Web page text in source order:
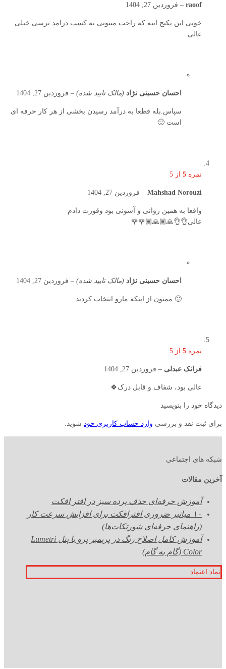
raoof
– فروردین 27, 1404
خوبی این پکیج اینه که راحت میتونی به کسب درامد برسی.خیلی
عالی
احسان حسینی نژاد (مالک تایید شده) – فروردین 27, 1404
سپاس.بله قطعا به درآمد رسیدن بخشی از هر کار حرفه ای
است 🙂
نمره 5 از 5
Mahshad Norouzi
– فروردین 27, 1404
واقعا به همین روانی و آسونی بود وقورت دادم
عالی👌👌🙏🏽🙏🏽🌹🌹
احسان حسینی نژاد (مالک تایید شده) – فروردین 27, 1404
🙂 ممنون از اینکه مارو انتخاب کردید
نمره 5 از 5
فرانک عبدلی – فروردین 27, 1404
عالی بود، شفاف و قابل درک🍀
دیدگاه خود را بنویسید
برای ثبت نقد و بررسی وارد حساب کاربری خود شوید.
شبکه های اجتماعی
آخرین مقالات
آموزش حرفه‌ای حذف پرده سبز در افتر افکت
۱۰ میانبر ضروری افترافکت برای افزایش سرعت کار
(راهنمای حرفه‌ای شورتکات‌ها)
آموزش کامل اصلاح رنگ در پریمیر پرو با پنل Lumetri
Color (گام به گام)
نماد اعتماد